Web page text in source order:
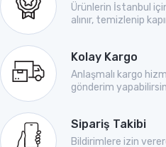
Ürünlerin İstanbul
alınır, temizlenip
Kolay Kargo
Anlaşmalı kargo
gönderim
Sipariş Takibi
Bildirimlere izin